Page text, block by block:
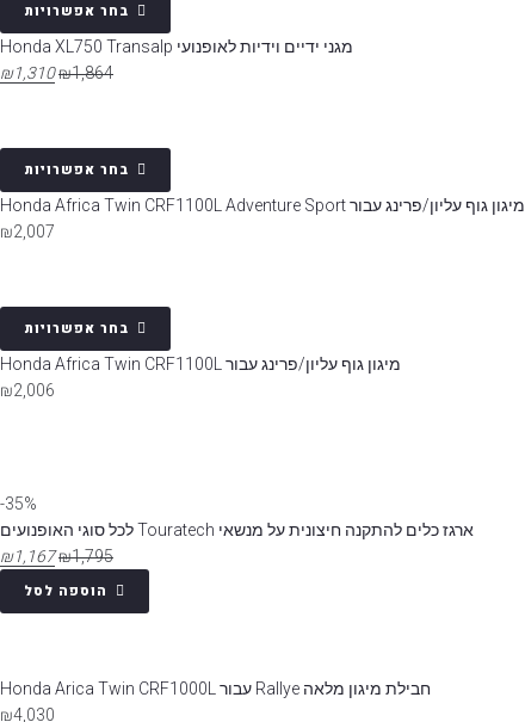
בחר אפשרויות
מגני ידיים וידיות לאופנועי Honda XL750 Transalp
₪1,864
₪1,310
בחר אפשרויות
מיגון גוף עליון/פרינג עבור Honda Africa Twin CRF1100L Adventure Sport
₪2,007
בחר אפשרויות
מיגון גוף עליון/פרינג עבור Honda Africa Twin CRF1100L
₪2,006
35%-
ארגז כלים להתקנה חיצונית על מנשאי Touratech לכל סוגי האופנועים
₪1,795
₪1,167
הוספה לסל
חבילת מיגון מלאה Rallye עבור Honda Arica Twin CRF1000L
₪4,030